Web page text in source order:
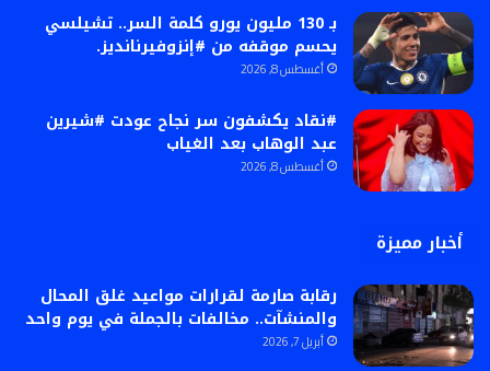
بـ 130 مليون يورو كلمة السر.. تشيلسي
يحسم موقفه من #إنزوفيرنانديز.
أغسطس 8, 2026
#نقاد يكشفون سر نجاح عودت #شيرين
عبد الوهاب بعد الغياب
أغسطس 8, 2026
أخبار مميزة
رقابة صارمة لقرارات مواعيد غلق المحال
والمنشآت.. مخالفات بالجملة في يوم واحد
أبريل 7, 2026